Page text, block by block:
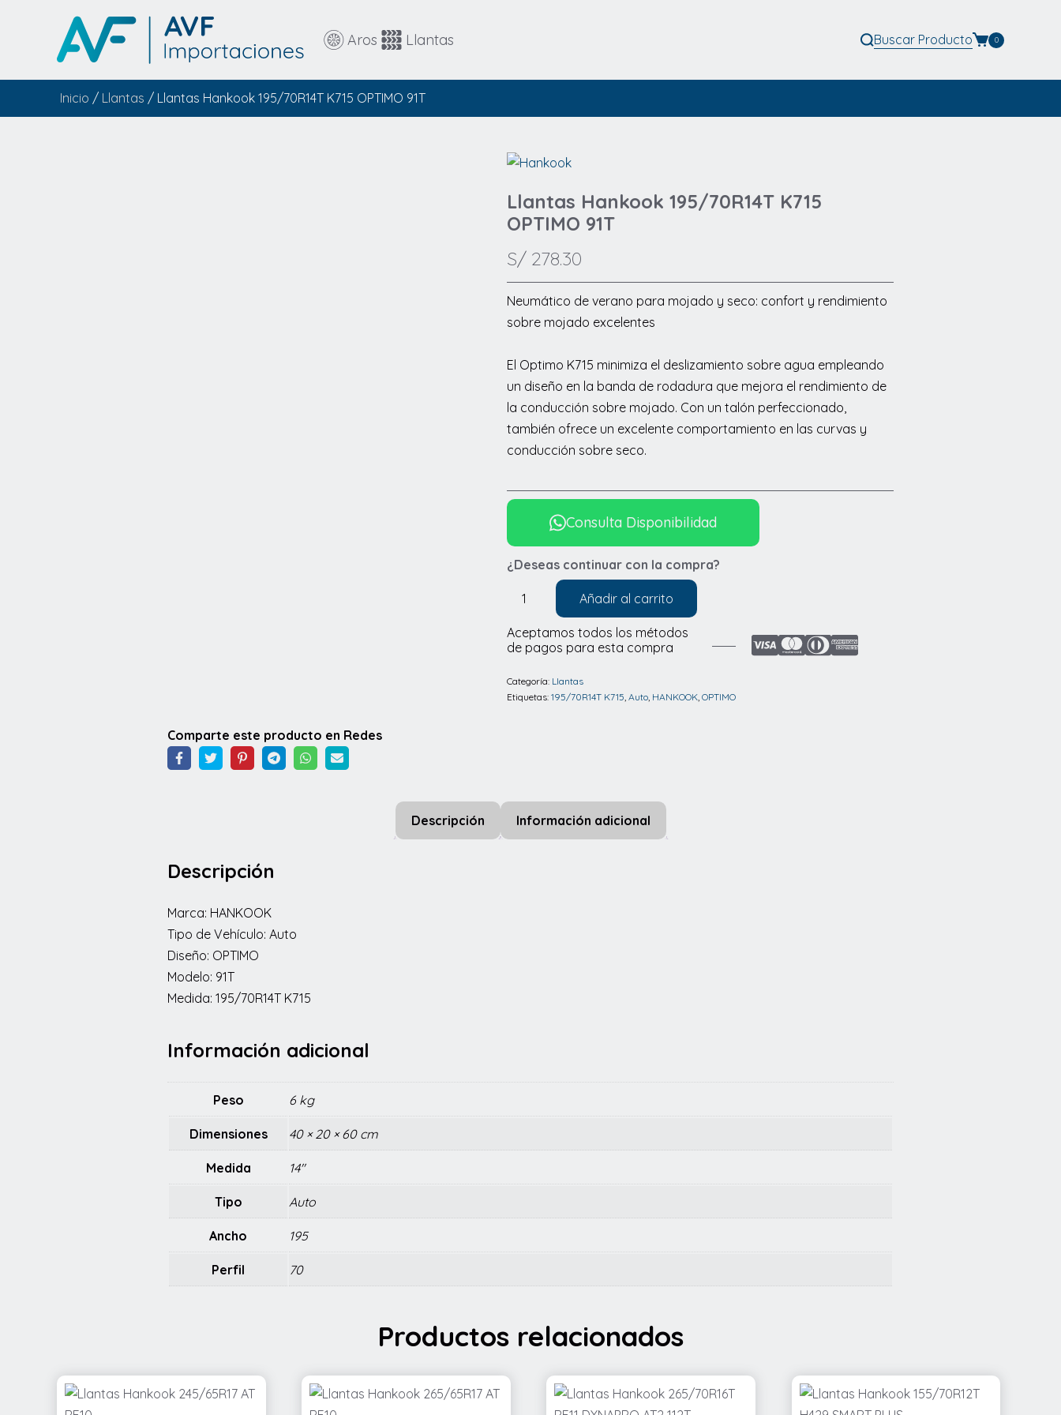
Aros4x4 / SUVLlantas
Runflat Buscar Producto 0
Inicio / Llantas / Llantas Hankook 195/70R14T K715 OPTIMO 91T
Llantas Hankook 195/70R14T K715
OPTIMO 91T
S/ 278.30
Neumático de verano para mojado y seco: confort y rendimiento
sobre mojado excelentes
El Optimo K715 minimiza el deslizamiento sobre agua empleando
un diseño en la banda de rodadura que mejora el rendimiento de
la conducción sobre mojado. Con un talón perfeccionado,
también ofrece un excelente comportamiento en las curvas y
conducción sobre seco.
¿Deseas continuar con la compra?
Llantas
Hankook
195/70R14T
OPTIMO
Añadir al carrito
Categoría: Llantas
Etiquetas: 195/70R14T K715, Auto, HANKOOK, OPTIMO
Consulta Disponibilidad
Aceptamos todos los métodos
de pagos para esta compra
Comparte este producto en Redes
Descripción Información adicional
Descripción
Marca: HANKOOK
Tipo de Vehículo: Auto
Diseño: OPTIMO
Modelo: 91T
Medida: 195/70R14T K715
Información adicional
Peso 6 kg
Dimensiones 40 × 20 × 60 cm
Medida 14"
Tipo Auto
Ancho 195
Perfil 70
Productos relacionados